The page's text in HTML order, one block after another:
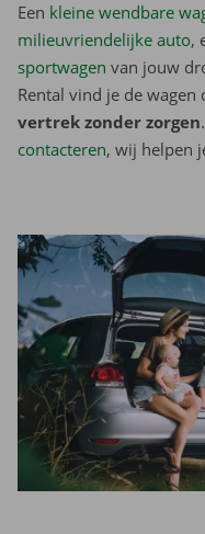
Een kleine wendbare
milieuvriendelijke auto,
sportwagen van jouw
Rental vind je de wagen
vertrek zonder zorgen
contacteren, wij helpen